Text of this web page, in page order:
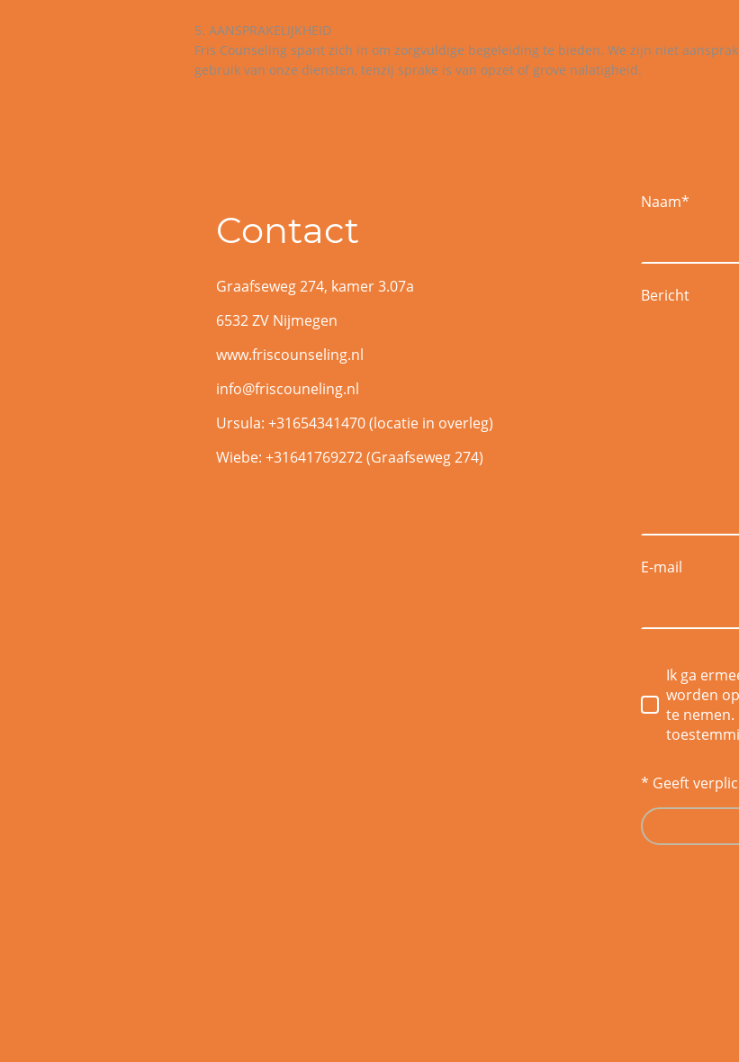
5. AANSPRAKELIJKHEID
Fris Counseling spant zich in om zorgvuldige begeleiding te bieden. We zijn niet
gebruik van onze diensten, tenzij sprake is van opzet of grove nalatigheid.
Contact
Graafseweg 274, kamer 3.07a
6532 ZV Nijmegen
www.friscounseling.nl
info@friscouneling.nl
Ursula: +31654341470 (locatie in overleg)
Wiebe: +31641769272 (Graafseweg 274)
Naam*
Bericht
E-mail
Ik ga
worden
te nemen.
* Geeft